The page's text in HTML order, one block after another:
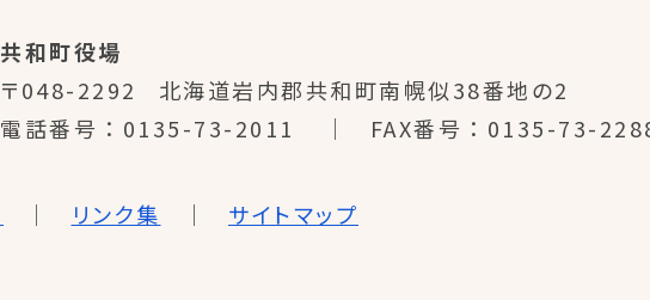
共和町役場
〒048-2292
北海道岩内郡共和町南幌似38番地の2
電話番号
0135-73-2011 FAX番号 0135-73-
リンク集 サイトマップ